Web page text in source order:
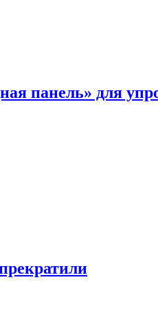
панель» для